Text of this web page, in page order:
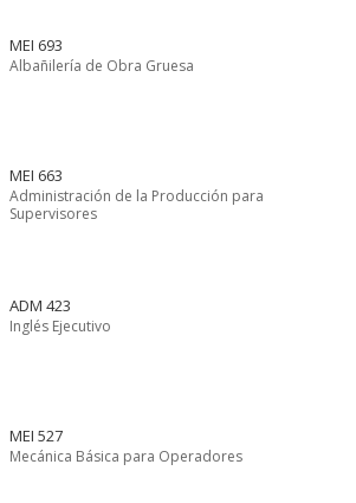
MEI 693
Albañilería de Obra Gruesa
MEI 663
Administración de la Producción para
Supervisores
ADM 423
Inglés Ejecutivo
MEI 527
Mecánica Básica para Operadores